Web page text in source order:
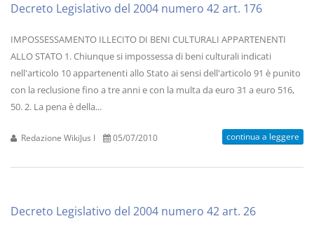
Decreto Legislativo del 2004 numero 42 art. 176
IMPOSSESSAMENTO ILLECITO DI BENI CULTURALI APPARTENENTI
ALLO STATO 1. Chiunque si impossessa di beni culturali indicati
nell'articolo 10 appartenenti allo Stato ai sensi dell'articolo 91 è punito
con la reclusione fino a tre anni e con la multa da euro 31 a euro 516,
50. 2. La pena è della...
Redazione WikiJus I 05/07/2010 continua a leggere
Decreto Legislativo del 2004 numero 42 art. 26